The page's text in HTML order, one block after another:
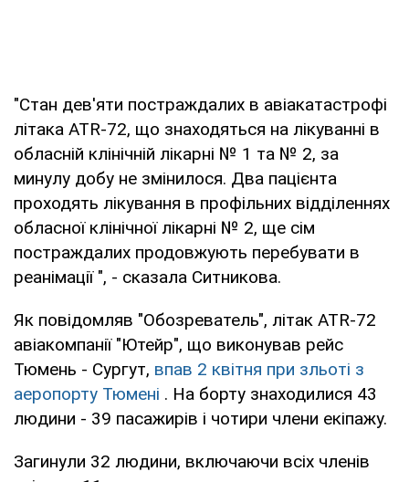
"Стан дев'яти постраждалих в авіакатастрофі
літака ATR-72, що знаходяться на лікуванні в
обласній клінічній лікарні № 1 та № 2, за
минулу добу не змінилося. Два пацієнта
проходять лікування в профільних відділеннях
обласної клінічної лікарні № 2, ще сім
постраждалих продовжують перебувати в
реанімації ", - сказала Ситникова.
Як повідомляв "Обозреватель", літак ATR-72
авіакомпанії "Ютейр", що виконував рейс
Тюмень - Сургут, впав 2 квітня при зльоті з
аеропорту Тюмені . На борту знаходилися 43
людини - 39 пасажирів і чотири члени екіпажу.
Загинули 32 людини, включаючи всіх членів